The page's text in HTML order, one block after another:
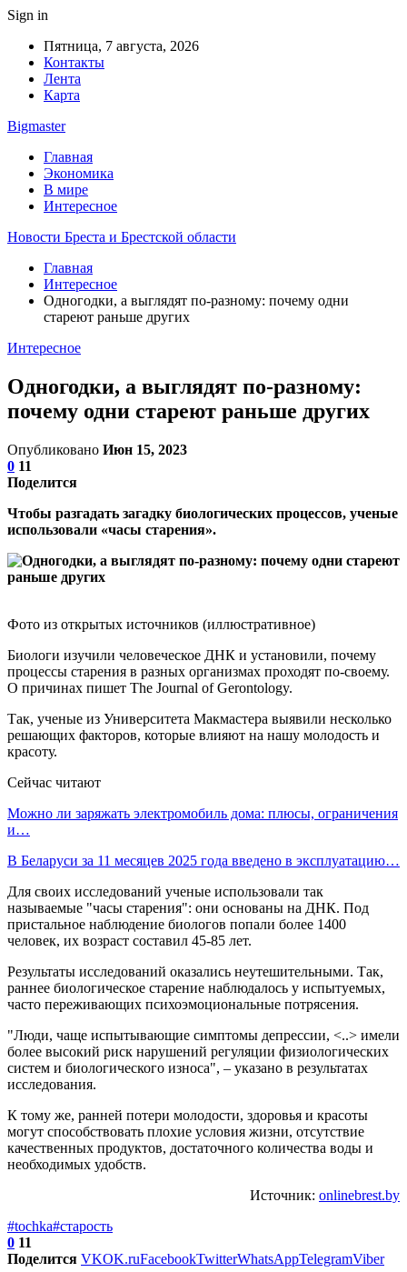
Sign in
Пятница, 7 августа, 2026
Контакты
Лента
Карта
Bigmaster
Главная
Экономика
В мире
Интересное
Новости Бреста и Брестской области
Главная
Интересное
Одногодки, а выглядят по-разному: почему одни
стареют раньше других
Интересное
Одногодки, а выглядят по-разному:
почему одни стареют раньше других
Опубликовано Июн 15, 2023
0 11
Поделится
Чтобы разгадать загадку биологических процессов, ученые
использовали «часы старения».
Фото из открытых источников (иллюстративное)
Биологи изучили человеческое ДНК и установили, почему
процессы старения в разных организмах проходят по-своему.
О причинах пишет The Journal of Gerontology.
Так, ученые из Университета Макмастера выявили несколько
решающих факторов, которые влияют на нашу молодость и
красоту.
Сейчас читают
Можно ли заряжать электромобиль дома: плюсы, ограничения
и…
В Беларуси за 11 месяцев 2025 года введено в эксплуатацию…
Для своих исследований ученые использовали так
называемые "часы старения": они основаны на ДНК. Под
пристальное наблюдение биологов попали более 1400
человек, их возраст составил 45-85 лет.
Результаты исследований оказались неутешительными. Так,
раннее биологическое старение наблюдалось у испытуемых,
часто переживающих психоэмоциональные потрясения.
"Люди, чаще испытывающие симптомы депрессии, <..> имели
более высокий риск нарушений регуляции физиологических
систем и биологического износа", – указано в результатах
исследования.
К тому же, ранней потери молодости, здоровья и красоты
могут способствовать плохие условия жизни, отсутствие
качественных продуктов, достаточного количества воды и
необходимых удобств.
Источник: onlinebrest.by
#tochka#старость
0 11
Поделится VKOK.ruFacebookTwitterWhatsAppTelegramViber